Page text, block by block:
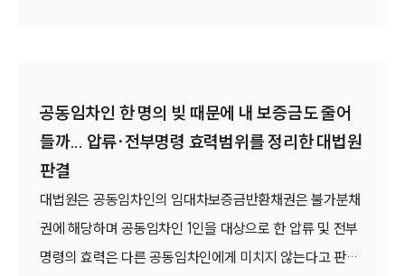
공동임차인 한 명의 빚 때문에 내 보증금도 줄어
들까... 압류·전부명령 효력범위를 정리한 대법원
판결
대법원은 공동임차인의 임대차보증금반환채권은 불가분채
권에 해당하며 공동임차인 1인을 대상으로 한 압류 및 전부
명령의 효력은 다른 공동임차인에게 미치지 않는다고 판단